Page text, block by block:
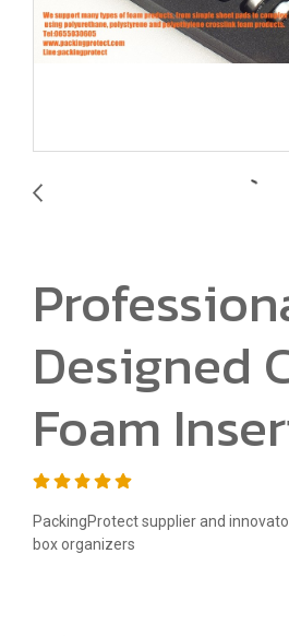
Designed
Foam
PackingProtect supplier and
box organizers